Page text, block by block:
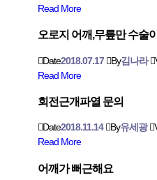
Read More
오로지 어깨,무릎만 수술
Date2018.07.17 By김나라
Read More
회전근개파열 문의
Date2018.11.14 By유세광
Read More
어깨가 뻐근해요